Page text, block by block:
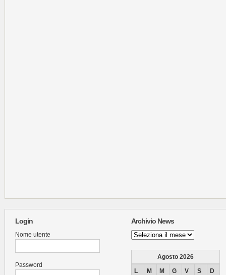
Login
Nome utente
Password
Archivio News
Archivio
News
Agosto 2026
L
M M G V S
D